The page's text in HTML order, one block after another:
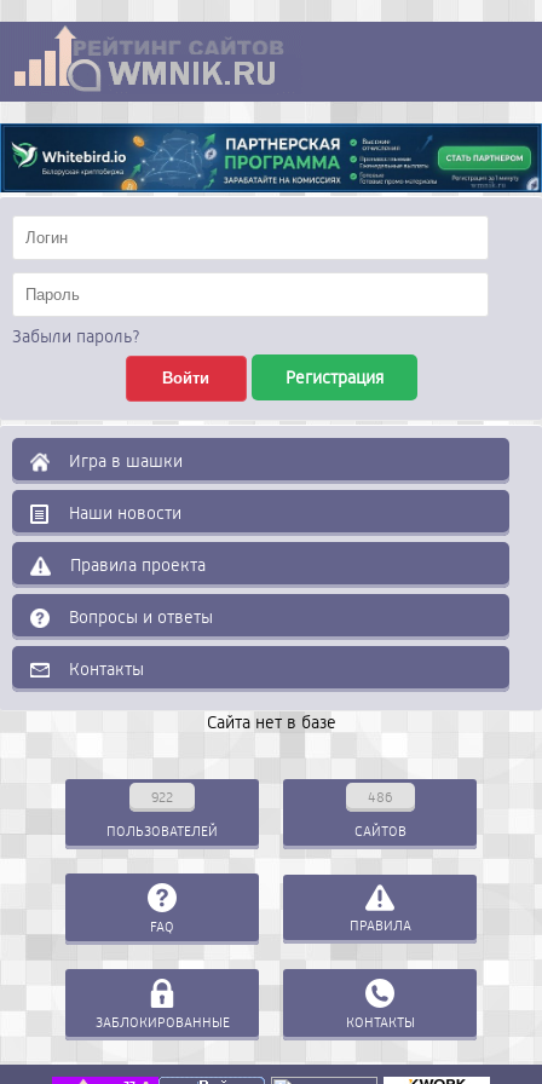
Забыли пароль?
Регистрация
Игра в шашки
Наши новости
Правила проекта
Вопросы и ответы
Контакты
Сайта нет в базе
922
ПОЛЬЗОВАТЕЛЕЙ
486
САЙТОВ
FAQ ПРАВИЛА
ЗАБЛОКИРОВАННЫЕ КОНТАКТЫ